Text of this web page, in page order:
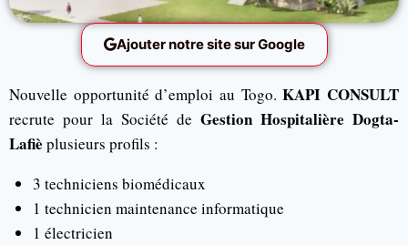
Ajouter notre site sur Google
Nouvelle opportunité d’emploi au Togo.KAPI CONSULT
recrute pour la Société de Gestion Hospitalière Dogta-
Lafiè plusieurs profils :
3 techniciens biomédicaux
1 technicien maintenance informatique
1 électricien